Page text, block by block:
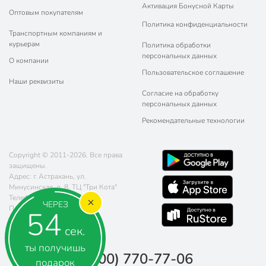
ЧЕРЕЗ
53 сек.
ты получишь
подарок
Оптовым покупателям
Транспортным компаниям и
курьерам
О компании
Наши реквизиты
Активация Бонусной Карты
Политика конфиденциальности
Политика обработки
персональных данных
Пользовательское соглашение
Согласие на обработку
персональных данных
Рекомендательные технологии
Copyright © 2011-2026. Все права
защищены.
Адрес: г. Астрахань, ул.
Минусинская, д. 8, ТЦ "Три Кота"
Телефон:
8 (800) 770-77-06
Почта:
sales@poryadok.ru
8 (800) 770-77-06